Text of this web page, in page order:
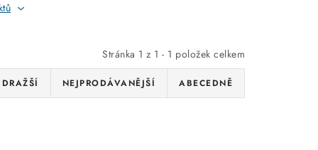
Stránka 1 z 1 - 1 položek celkem
NEJPRODÁVANĚJŠÍ ABECEDNĚ